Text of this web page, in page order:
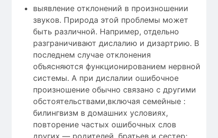
выявление отклонений в произношении
звуков. Природа этой проблемы может
быть различной. Например, отдельно
разграничивают дислалию и дизартрию. В
последнем случае отклонения
объясняются функционированием нервной
системы. А при дислалии ошибочное
произношение обычно связано с другими
обстоятельствами,включая семейные :
билингвизм в домашних условиях,
повторение частых ошибочных слов
других — родителей, братьев и сестер;